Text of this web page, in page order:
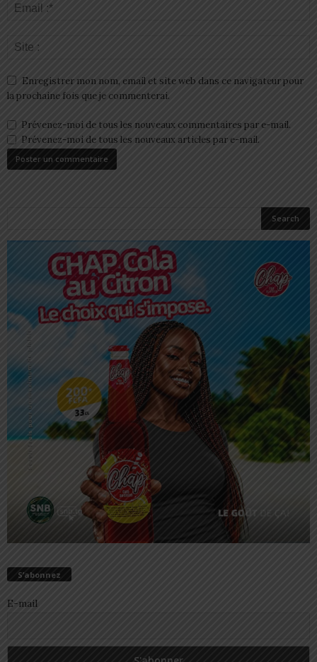
Enregistrer mon nom, email et site web dans ce navigateur pour
la prochaine fois que je commenterai.
Prévenez-moi de tous les nouveaux commentaires par e-mail.
Prévenez-moi de tous les nouveaux articles par e-mail.
S’abonnez
E-mail